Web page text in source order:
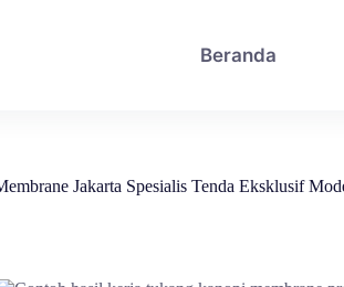
Beranda
Jakarta Spesialis Tenda Eksklusif